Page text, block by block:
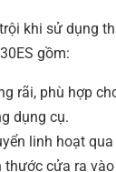
khi sử dụng
gồm:
rãi, phù hợp
dụng cụ.
linh hoạt
cửa ra